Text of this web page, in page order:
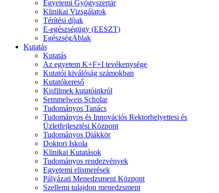
Egyetemi Gyógyszertár
Klinikai Vizsgálatok
Térítési díjak
E-egészségügy (EESZT)
EgészségAblak
Kutatás
Kutatás
Az egyetem K+F+I tevékenysége
Kutatói kiválóság számokban
Kutatókereső
Kisfilmek kutatóinkról
Semmelweis Scholar
Tudományos Tanács
Tudományos és Innovációs Rektorhelyettesi és
Üzletfejlesztési Központ
Tudományos Diákkör
Doktori Iskola
Klinikai Kutatások
Tudományos rendezvények
Egyetemi elismerések
Pályázati Menedzsment Központ
Szellemi tulajdon menedzsment